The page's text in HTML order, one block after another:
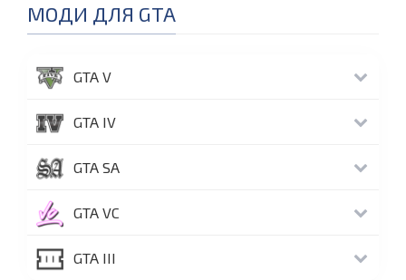
МОДИ ДЛЯ GTA
GTA V
GTA IV
GTA SA
GTA VC
GTA III